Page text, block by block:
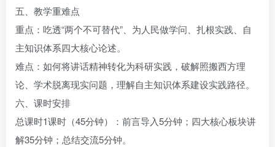
五、教学重难点
重点：吃透“两个不可替代”、为人民做学问、扎根实践、自
主知识体系四大核心论述。
难点：如何将讲话精神转化为科研实践，破解照搬西方理
论、学术脱离现实问题，理解自主知识体系建设实践路径。
六、课时安排
总课时1课时（45分钟）：前言导入5分钟；四大核心板块讲
解35分钟；总结交流5分钟。